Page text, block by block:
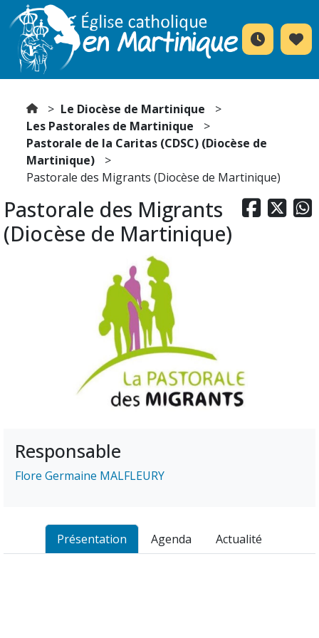
Le Diocèse de Martinique
Les Pastorales de Martinique
Pastorale de la Caritas (CDSC) (Diocèse de
Martinique)
Pastorale des Migrants (Diocèse de Martinique)
  
Pastorale des Migrants
(Diocèse de Martinique)
Responsable
Flore Germaine MALFLEURY
Présentation Agenda Actualité